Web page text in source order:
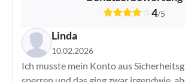
4/5
Linda
10.02.2026
Ich musste mein Konto aus
sperren und das ging zwar irgendwie,